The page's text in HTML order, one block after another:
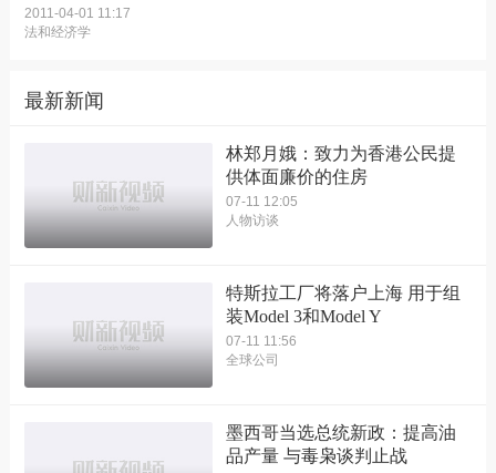
2011-04-01 11:17
法和经济学
最新新闻
林郑月娥：致力为香港公民提
供体面廉价的住房
07-11 12:05
人物访谈
特斯拉工厂将落户上海 用于组
装Model 3和Model Y
07-11 11:56
全球公司
墨西哥当选总统新政：提高油
品产量 与毒枭谈判止战